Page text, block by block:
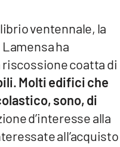
ventennale, la
ha
riscossione coatta di
Molti edifici che
sono, di
d’interesse alla
all’acquisto